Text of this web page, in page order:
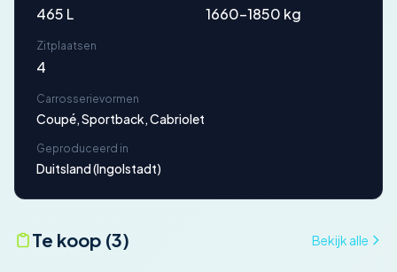
465 L 1660-1850 kg
Zitplaatsen
4
Carrosserievormen
Coupé, Sportback, Cabriolet
Geproduceerd in
Duitsland (Ingolstadt)
Te koop (3) Bekijk alle